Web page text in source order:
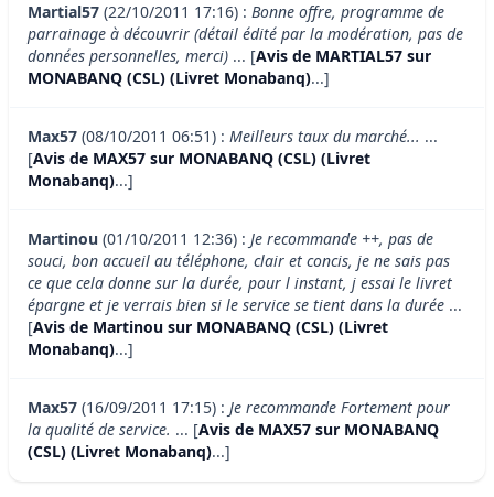
Martial57 (22/10/2011 17:16) : Bonne offre, programme de
parrainage à découvrir (détail édité par la modération, pas de
données personnelles, merci) ... [Avis de MARTIAL57 sur
MONABANQ (CSL) (Livret Monabanq)...]
Max57 (08/10/2011 06:51) : Meilleurs taux du marché... ...
[Avis de MAX57 sur MONABANQ (CSL) (Livret
Monabanq)...]
Martinou (01/10/2011 12:36) : Je recommande ++, pas de
souci, bon accueil au téléphone, clair et concis, je ne sais pas
ce que cela donne sur la durée, pour l instant, j essai le livret
épargne et je verrais bien si le service se tient dans la durée ...
[Avis de Martinou sur MONABANQ (CSL) (Livret
Monabanq)...]
Max57 (16/09/2011 17:15) : Je recommande Fortement pour
la qualité de service. ... [Avis de MAX57 sur MONABANQ
(CSL) (Livret Monabanq)...]